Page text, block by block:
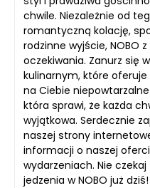
chwile. Niezależnie od
romantyczną kolację,
rodzinne wyjście, NOBO
oczekiwania. Zanurz się
kulinarnym, które oferuje
na Ciebie
która sprawi, że każda
wyjątkowa. Serdecznie
naszej strony
informacji o naszej
wydarzeniach. Nie
jedzenia w NOBO już dziś!